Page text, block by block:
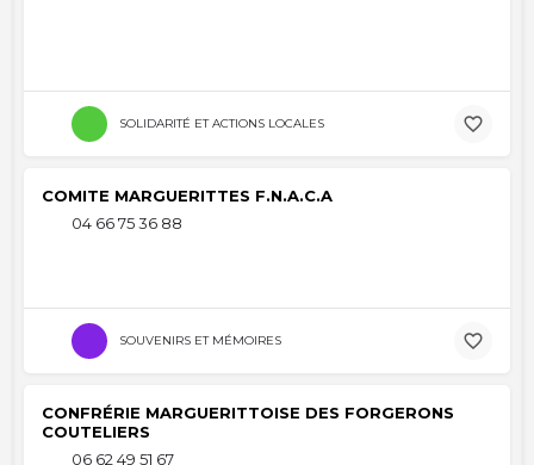
SOLIDARITÉ ET ACTIONS LOCALES
COMITE MARGUERITTES F.N.A.C.A
04 66 75 36 88
SOUVENIRS ET MÉMOIRES
CONFRÉRIE MARGUERITTOISE DES FORGERONS
COUTELIERS
06 62 49 51 67